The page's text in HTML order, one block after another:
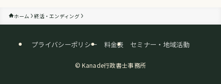
ホーム 終活・エンディング
プライバシーポリシー 料金表 セミナー・地域活動
© Kanade行政書士事務所